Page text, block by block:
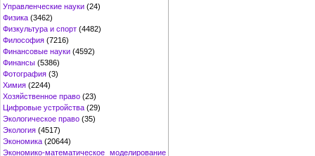
Управленческие науки (24)
Физика (3462)
Физкультура и спорт (4482)
Философия (7216)
Финансовые науки (4592)
Финансы (5386)
Фотография (3)
Химия (2244)
Хозяйственное право (23)
Цифровые устройства (29)
Экологическое право (35)
Экология (4517)
Экономика (20644)
Экономико-математическое моделирование